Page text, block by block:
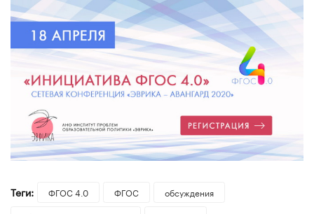
Теги: ФГОС 4.0 ФГОС
обсуждения